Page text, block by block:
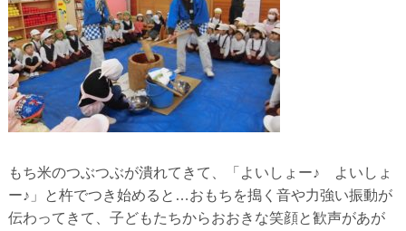
もち米のつぶつぶが潰れてきて、「よいしょー♪ よいしょ
ー♪」と杵でつき始めると…おもちを搗く音や力強い振動が
伝わってきて、子どもたちからおおきな笑顔と歓声があが